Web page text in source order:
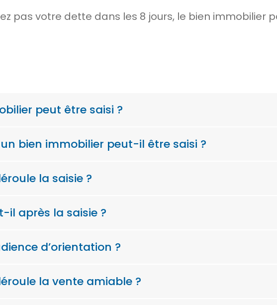
pas votre dette dans les 8 jours, le bien immobilier
peut être saisi ?
bien immobilier peut-il être saisi ?
la saisie ?
il après la saisie ?
d’orientation ?
la vente amiable ?